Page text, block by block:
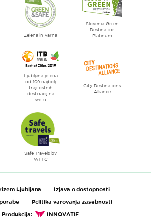
Ljubljana
mesto
literature
Zelena in varna
Slovenia Green
Destination
Platinum
Ljubljana je ena
od 100 najbolj
trajnostnih
destinacij na
svetu
City Destinations
Alliance
Safe Travels by
WTTC
Ljubljana
Izjava o dostopnosti
Politika varovanja zasebnosti
Produkcija:
INNOVATIF